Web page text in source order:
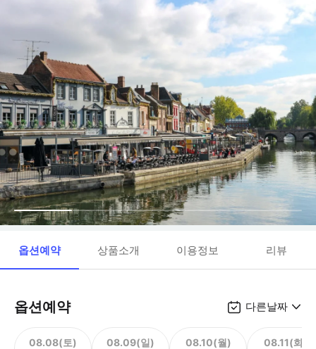
옵션예약 상품소개 이용정보 리뷰
옵션예약 다른날짜
08.08(토) 08.09(일) 08.10(월) 08.11(화)